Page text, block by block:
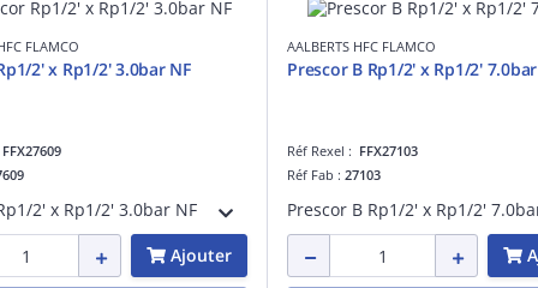
FLAMCO
2' x Rp1/2' 3.0bar NF
FFX27609
2' x Rp1/2' 3.0bar NF
Ajouter
AALBERTS HFC FLAMCO
Prescor B Rp1/2' x Rp1/2' 7.0bar
Réf Rexel : FFX27103
Réf Fab : 27103
Prescor B Rp1/2' x Rp1/2'